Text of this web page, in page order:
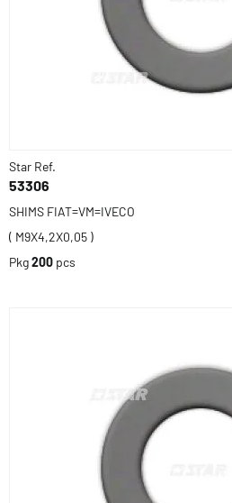
Star Ref.
53306
SHIMS FIAT=VM=IVECO
( M9X4,2X0,05 )
Pkg200 pcs